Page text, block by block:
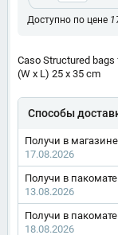
Доступно по цене
Caso Structured
(W x L) 25 x 35 cm
Способы
Получи в
17.08.2026
Получи в
13.08.2026
Получи в
18.08.2026